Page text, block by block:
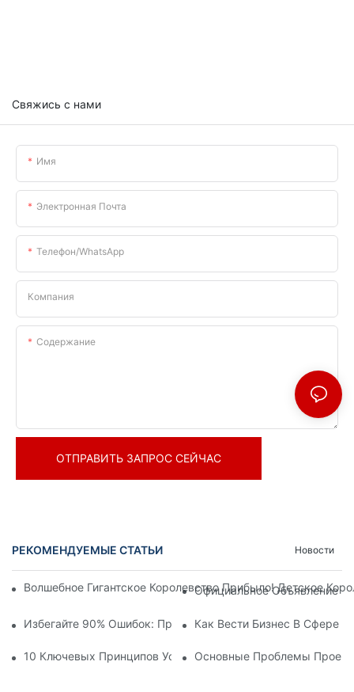
Свяжись с нами
Имя
Электронная Почта
Телефон/WhatsApp
Компания
Содержание
ОТПРАВИТЬ ЗАПРОС СЕЙЧАС
РЕКОМЕНДУЕМЫЕ СТАТЬИ Новости
Волшебное Гигантское Королевство Прибыло! Детское
Официальное Объявление |
Избегайте 90% Ошибок: При Инвестировании В
Как Вести Бизнес В Сфере
10 Ключевых Принципов Успешного Проектирования
Основные Проблемы